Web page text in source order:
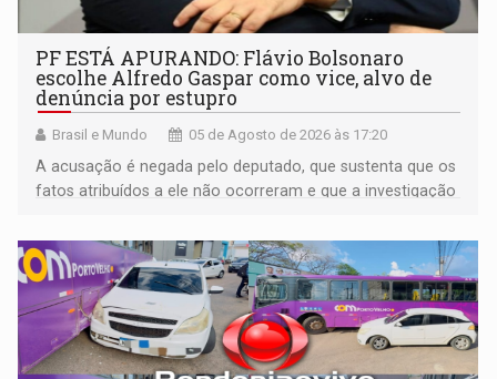
PF ESTÁ APURANDO: Flávio Bolsonaro
escolhe Alfredo Gaspar como vice, alvo de
denúncia por estupro
Brasil e Mundo 05 de Agosto de 2026 às 17:20
A acusação é negada pelo deputado, que sustenta que os
fatos atribuídos a ele não ocorreram e que a investigação